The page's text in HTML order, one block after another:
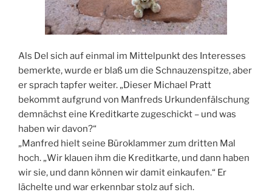
Als Del sich auf einmal im Mittelpunkt des Interesses
bemerkte, wurde er blaß um die Schnauzenspitze, aber
er sprach tapfer weiter. „Dieser Michael Pratt
bekommt aufgrund von Manfreds Urkundenfälschung
demnächst eine Kreditkarte zugeschickt – und was
haben wir davon?“
„Manfred hielt seine Büroklammer zum dritten Mal
hoch. „Wir klauen ihm die Kreditkarte, und dann haben
wir sie, und dann können wir damit einkaufen.“ Er
lächelte und war erkennbar stolz auf sich.